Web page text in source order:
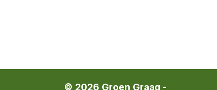
© 2026 Groen Graag -